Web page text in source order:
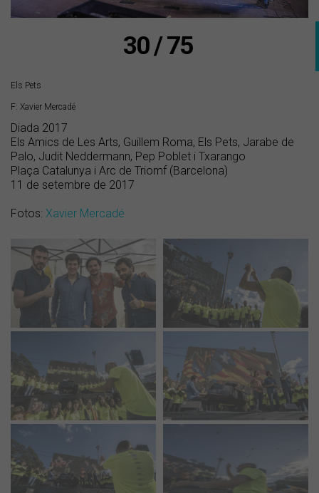
30 / 75
Els Pets
F: Xavier Mercadé
Diada 2017
Els Amics de Les Arts, Guillem Roma, Els Pets, Jarabe de
Palo, Judit Neddermann, Pep Poblet i Txarango
Plaça Catalunya i Arc de Triomf (Barcelona)
11 de setembre de 2017
Fotos: Xavier Mercadé